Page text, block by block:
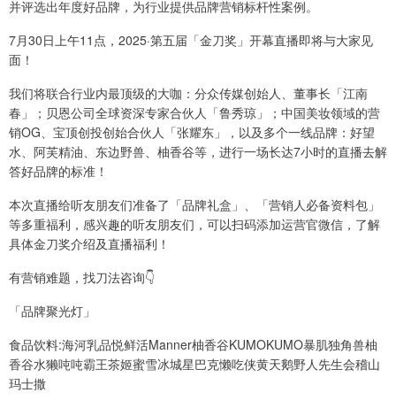
并评选出年度好品牌，为行业提供品牌营销标杆性案例。
7月30日上午11点，2025·第五届「金刀奖」开幕直播即将与大家见
面！
我们将联合行业内最顶级的大咖：分众传媒创始人、董事长「江南
春」；贝恩公司全球资深专家合伙人「鲁秀琼」；中国美妆领域的营
销OG、宝顶创投创始合伙人「张耀东」，以及多个一线品牌：好望
水、阿芙精油、东边野兽、柚香谷等，进行一场长达7小时的直播去解
答好品牌的标准！
本次直播给听友朋友们准备了「品牌礼盒」、「营销人必备资料包」
等多重福利，感兴趣的听友朋友们，可以扫码添加运营官微信，了解
具体金刀奖介绍及直播福利！
有营销难题，找刀法咨询👇
「品牌聚光灯」
食品饮料:海河乳品悦鲜活Manner柚香谷KUMOKUMO暴肌独角兽柚
香谷水獭吨吨霸王茶姬蜜雪冰城星巴克懒吃侠黄天鹅野人先生会稽山
玛士撒